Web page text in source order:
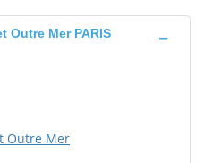
Outre Mer PARIS
Outre Mer